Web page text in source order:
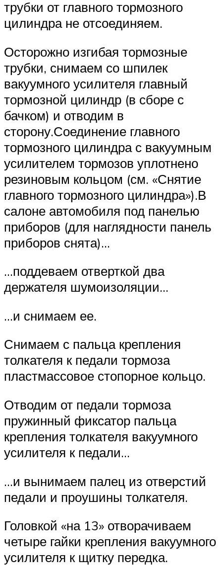
трубки от главного тормозного
цилиндра не отсоединяем.
Осторожно изгибая тормозные
трубки, снимаем со шпилек
вакуумного усилителя главный
тормозной цилиндр (в сборе с
бачком) и отводим в
сторону.Соединение главного
тормозного цилиндра с вакуумным
усилителем тормозов уплотнено
резиновым кольцом (см. «Снятие
главного тормозного цилиндра»).В
салоне автомобиля под панелью
приборов (для наглядности панель
приборов снята)…
…поддеваем отверткой два
держателя шумоизоляции…
…и снимаем ее.
Снимаем с пальца крепления
толкателя к педали тормоза
пластмассовое стопорное кольцо.
Отводим от педали тормоза
пружинный фиксатор пальца
крепления толкателя вакуумного
усилителя к педали…
…и вынимаем палец из отверстий
педали и проушины толкателя.
Головкой «на 13» отворачиваем
четыре гайки крепления вакуумного
усилителя к щитку передка.